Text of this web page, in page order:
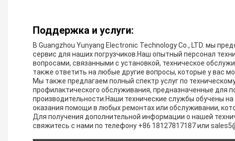
Поддержка и услуги:
В Guangzhou Yunyang Electronic Technology Co., LTD. мы
сервис для наших погрузчиков.Наш опытный персонал
вопросами, связанными с установкой, техническое
также ответить на любые другие вопросы, которые у вас
Мы также предлагаем полный спектр услуг по
профилактического обслуживания, предназначенные для
производительности.Наши технические службы обучены
оказания помощи в любых ремонтах или обслуживании,
Для получения дополнительной информации о нашей
свяжитесь с нами по телефону +86 18127817187 или